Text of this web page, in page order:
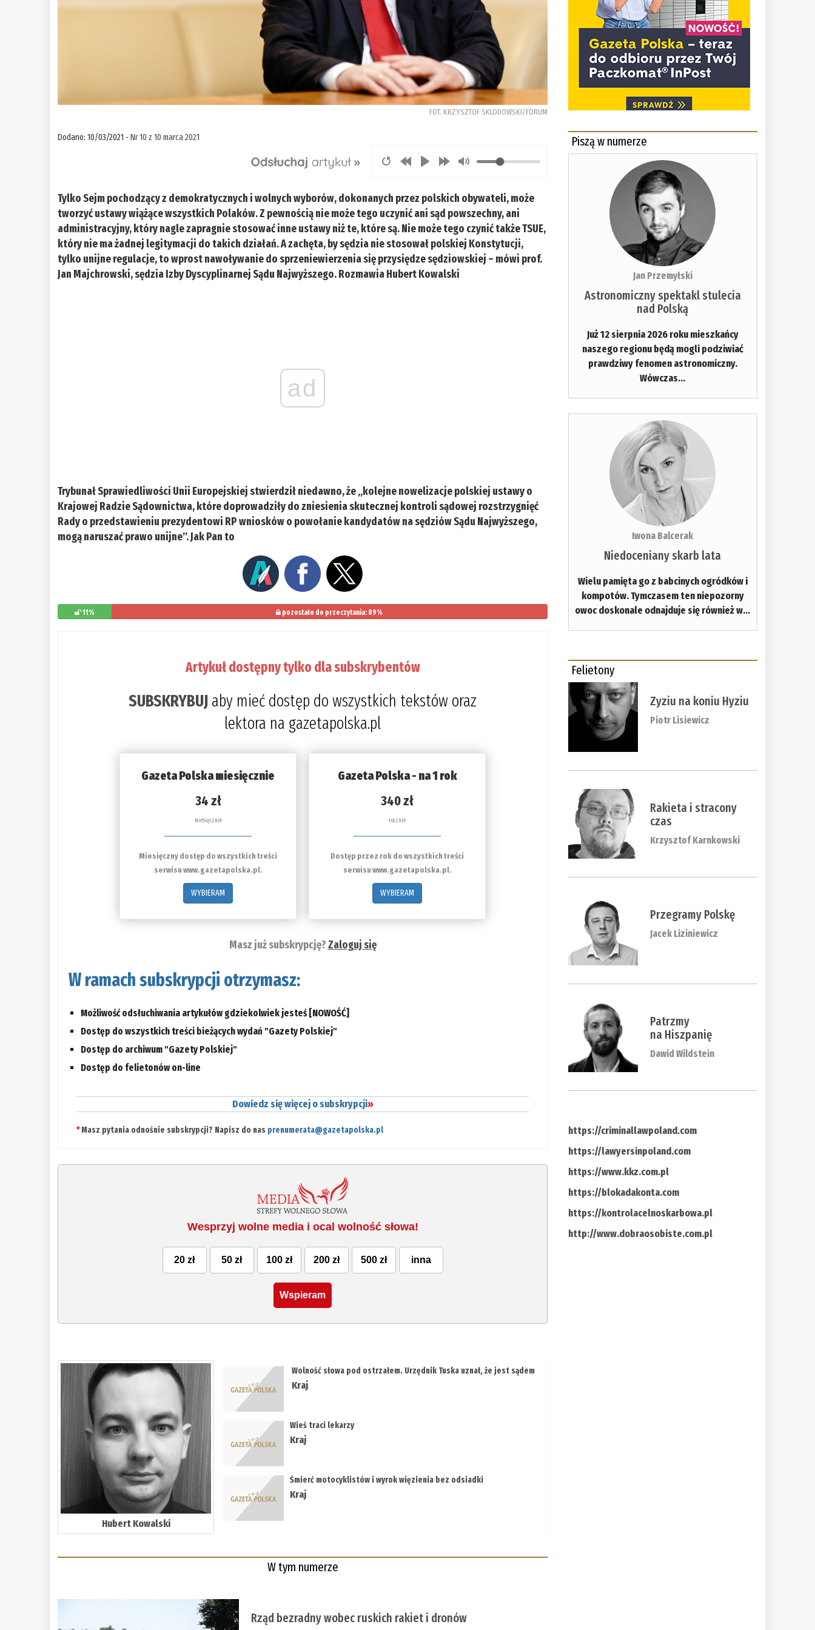
FOT. KRZYSZTOF SKLODOWSKI/FORUM
Dodano: 10/03/2021 -Nr 10 z 10 marca 2021
Tylko Sejm pochodzący z demokratycznych i wolnych wyborów, dokonanych przez polskich obywateli, może
tworzyć ustawy wiążące wszystkich Polaków. Z pewnością nie może tego uczynić ani sąd powszechny, ani
administracyjny, który nagle zapragnie stosować inne ustawy niż te, które są. Nie może tego czynić także TSUE,
który nie ma żadnej legitymacji do takich działań. A zachęta, by sędzia nie stosował polskiej Konstytucji,
tylko unijne regulacje, to wprost nawoływanie do sprzeniewierzenia się przysiędze sędziowskiej – mówi prof.
Jan Majchrowski, sędzia Izby Dyscyplinarnej Sądu Najwyższego. Rozmawia Hubert Kowalski
ad
Trybunał Sprawiedliwości Unii Europejskiej stwierdził niedawno, że „kolejne nowelizacje polskiej ustawy o
Krajowej Radzie Sądownictwa, które doprowadziły do zniesienia skutecznej kontroli sądowej rozstrzygnięć
Rady o przedstawieniu prezydentowi RP wniosków o powołanie kandydatów na sędziów Sądu Najwyższego,
mogą naruszać prawo unijne”. Jak Pan to
11% pozostało do przeczytania: 89%
Artykuł dostępny tylko dla subskrybentów
SUBSKRYBUJ aby mieć dostęp do wszystkich tekstów oraz
lektora na gazetapolska.pl
Gazeta Polska miesięcznie
34 zł
miesięcznie
Miesięczny dostęp do wszystkich treści
serwisu www.gazetapolska.pl.
WYBIERAM
Gazeta Polska - na 1 rok
340 zł
rocznie
Dostęp przez rok do wszystkich treści
serwisu www.gazetapolska.pl.
WYBIERAM
Masz już subskrypcję?Zaloguj się
W ramach subskrypcji otrzymasz:
Możliwość odsłuchiwania artykułów gdziekolwiek jesteś [NOWOŚĆ]
Dostęp do wszystkich treści bieżących wydań "Gazety Polskiej"
Dostęp do archiwum "Gazety Polskiej"
Dostęp do felietonów on-line
Dowiedz się więcej o subskrypcji»
*Masz pytania odnośnie subskrypcji? Napisz do nas prenumerata@gazetapolska.pl
Wesprzyj wolne media i ocal wolność słowa!
20 zł 50 zł 100 zł 200 zł 500 zł inna
Wspieram
Hubert Kowalski
Wolność słowa pod ostrzałem. Urzędnik Tuska uznał, że jest sądem
Kraj
Wieś traci lekarzy
Kraj
Śmierć motocyklistów i wyrok więzienia bez odsiadki
Kraj
W tym numerze
Rząd bezradny wobec ruskich rakiet i dronów
Piszą w numerze
Jan Przemyłski
Astronomiczny spektakl stulecia
nad Polską
Już 12 sierpnia 2026 roku mieszkańcy
naszego regionu będą mogli podziwiać
prawdziwy fenomen astronomiczny.
Wówczas...
Iwona Balcerak
Niedoceniany skarb lata
Wielu pamięta go z babcinych ogródków i
kompotów. Tymczasem ten niepozorny
owoc doskonale odnajduje się również w...
Felietony
Zyziu na koniu Hyziu
Piotr Lisiewicz
Rakieta i stracony
czas
Krzysztof Karnkowski
Przegramy Polskę
Jacek Liziniewicz
Patrzmy
na Hiszpanię
Dawid Wildstein
https://criminallawpoland.com
https://lawyersinpoland.com
https://www.kkz.com.pl
https://blokadakonta.com
https://kontrolacelnoskarbowa.pl
http://www.dobraosobiste.com.pl